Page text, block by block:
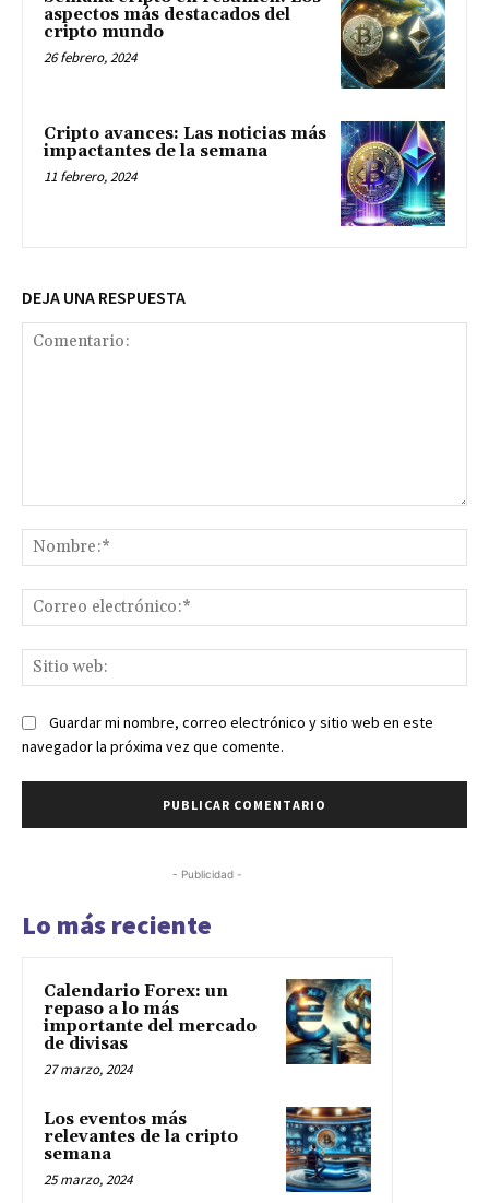
aspectos más destacados del
cripto mundo
26 febrero, 2024
Cripto avances: Las noticias más
impactantes de la semana
11 febrero, 2024
DEJA UNA RESPUESTA
Guardar mi nombre, correo electrónico y sitio web en este
navegador la próxima vez que comente.
- Publicidad -
Lo más reciente
Calendario Forex: un
repaso a lo más
importante del mercado
de divisas
27 marzo, 2024
Los eventos más
relevantes de la cripto
semana
25 marzo, 2024